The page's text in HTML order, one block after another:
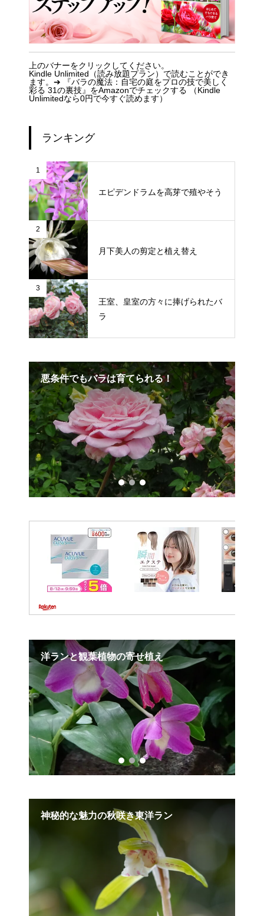
上のバナーをクリックしてください。
Kindle Unlimited（読み放題プラン）で読むことができ
ます。➔
『バラの魔法：自宅の庭をプロの技で美しく
彩る 31の裏技』をAmazonでチェックする （Kindle
Unlimitedなら0円で今すぐ読めます）
ランキング
1
エピデンドラムを高芽で殖やそう
2
月下美人の剪定と植え替え
3
王室、皇室の方々に捧げられたバ
ラ
悪条件でもバラは育てられる！
洋ランと観葉植物の寄せ植え
神秘的な魅力の秋咲き東洋ラン